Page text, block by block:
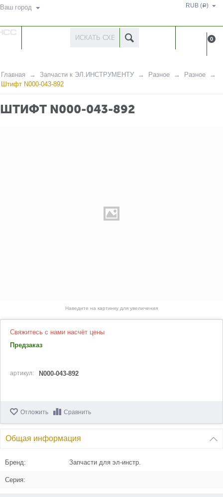
Ваш город RUB (Р)
0
Главная Запчасти к ЭЛ.ИНСТРУМЕНТУ Разное
Разное
Штифт N000-043-892
ШТИФТ N000-043-892
Наведите на картинку для увеличения
Свяжитесь с нами насчёт цены
Предзаказ
артикул: N000-043-892
Отложить Сравнить
Общая информация
Бренд: Запчасти для эл-инстр.
Серия: